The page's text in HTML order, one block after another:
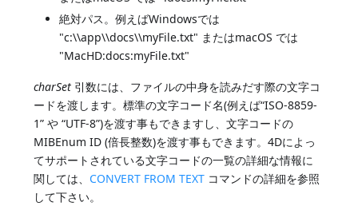
絶対パス。例えばWindowsでは
"c:\\app\\docs\\myFile.txt" またはmacOS では
"MacHD:docs:myFile.txt"
charSet 引数には、ファイルの中身を読みだす際の文字コ
ードを渡します。標準の文字コード名(例えば“ISO-8859-
1” や “UTF-8”)を渡す事もできますし、文字コードの
MIBEnum ID (倍長整数)を渡す事もできます。4Dによっ
てサポートされている文字コードの一覧の詳細な情報に
関しては、 CONVERT FROM TEXT コマンドの詳細を参照
して下さい。